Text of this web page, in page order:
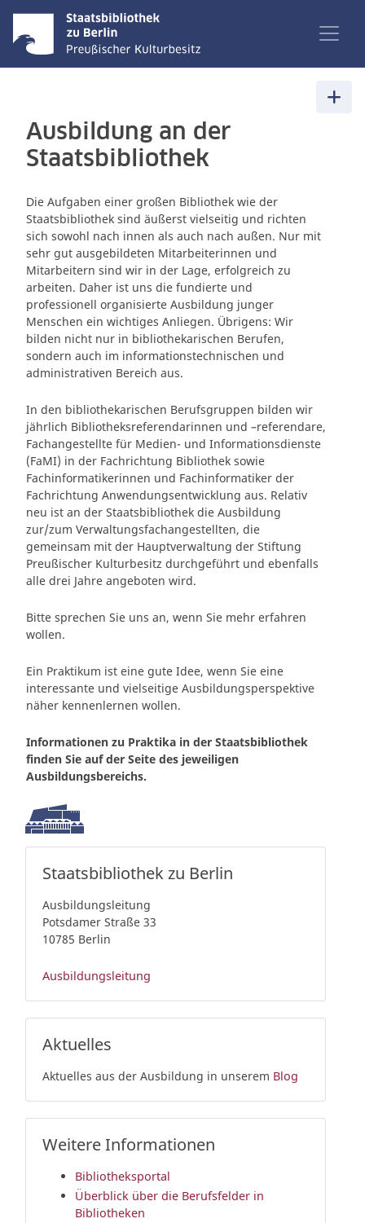
Ausbildung an der
Staatsbibliothek
Die Aufgaben einer großen Bibliothek wie der
Staatsbibliothek sind äußerst vielseitig und richten
sich sowohl nach innen als auch nach außen. Nur mit
sehr gut ausgebildeten Mitarbeiterinnen und
Mitarbeitern sind wir in der Lage, erfolgreich zu
arbeiten. Daher ist uns die fundierte und
professionell organisierte Ausbildung junger
Menschen ein wichtiges Anliegen. Übrigens: Wir
bilden nicht nur in bibliothekarischen Berufen,
sondern auch im informationstechnischen und
administrativen Bereich aus.
In den bibliothekarischen Berufsgruppen bilden wir
jährlich Bibliotheksreferendarinnen und –referendare,
Fachangestellte für Medien- und Informationsdienste
(FaMI) in der Fachrichtung Bibliothek sowie
Fachinformatikerinnen und Fachinformatiker der
Fachrichtung Anwendungsentwicklung aus. Relativ
neu ist an der Staatsbibliothek die Ausbildung
zur/zum Verwaltungsfachangestellten, die
gemeinsam mit der Hauptverwaltung der Stiftung
Preußischer Kulturbesitz durchgeführt und ebenfalls
alle drei Jahre angeboten wird.
Bitte sprechen Sie uns an, wenn Sie mehr erfahren
wollen.
Ein Praktikum ist eine gute Idee, wenn Sie eine
interessante und vielseitige Ausbildungsperspektive
näher kennenlernen wollen.
Informationen zu Praktika in der Staatsbibliothek
finden Sie auf der Seite des jeweiligen
Ausbildungsbereichs.
Staatsbibliothek zu Berlin
Ausbildungsleitung
Potsdamer Straße 33
10785 Berlin
Ausbildungsleitung
Aktuelles
Aktuelles aus der Ausbildung in unserem Blog
Weitere Informationen
Bibliotheksportal
Überblick über die Berufsfelder in
Bibliotheken